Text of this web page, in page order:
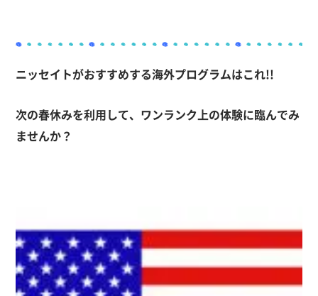
ニッセイトがおすすめする海外プログラムはこれ!!
次の春休みを利用して、 ワンランク上の体験に臨んでみ
ませんか？